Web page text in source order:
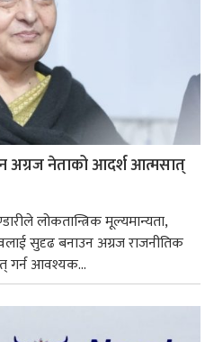
अग्रज नेताको आदर्श आत्मसात्
लोकतान्त्रिक मूल्यमान्यता,
सुदृढ बनाउन अग्रज राजनीतिक
गर्न आवश्यक...